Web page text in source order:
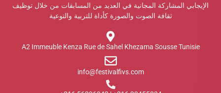
الإيجابي المشاركة المجانية في العديد من المسابقات من خلال توظيف
ثقافة الصوت والصورة كأداة للتربية والتوعية
A2 Immeuble Kenza Rue de Sahel Khezama Sousse Tunisie
info@festivalfivs.com